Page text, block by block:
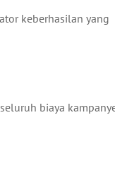
keberhasilan yang
biaya